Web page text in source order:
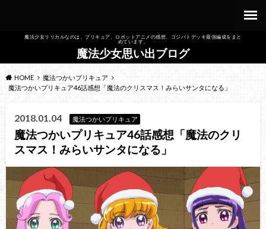
魔法少女リリカルなのは、プリキュア、ロボットアニメの感想、ゴジバトデッキ最強編成をまと
めています。
魔法少女思い出ブログ
HOME
魔法つかいプリキュア
魔法つかいプリキュア46話感想「魔法のクリスマス！みらいサンタになる」
2018.01.04 魔法つかいプリキュア
魔法つかいプリキュア46話感想「魔法のクリ
スマス！みらいサンタになる」